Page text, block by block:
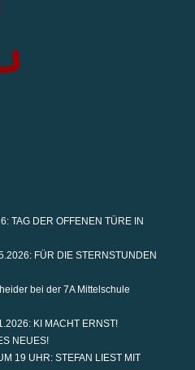
TAG DER OFFENEN TÜRE IN
FÜR DIE STERNSTUNDEN
bei der 7A Mittelschule
KI MACHT ERNST!
NEUES!
19 UHR: STEFAN LIEST MIT